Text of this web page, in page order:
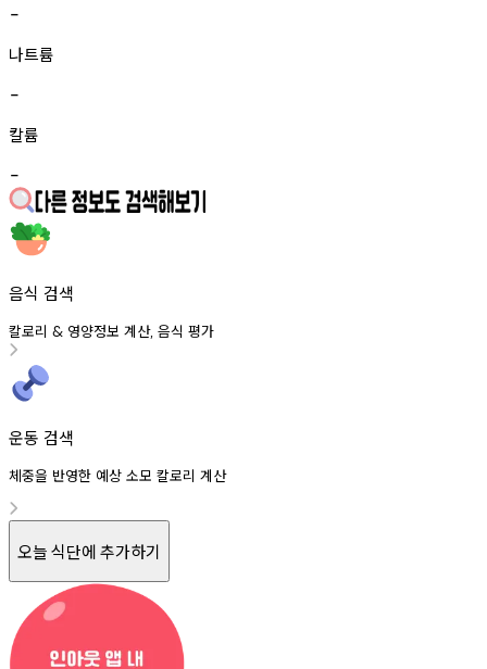
-
나트륨
-
칼륨
-
음식 검색
칼로리 & 영양정보 계산, 음식 평가
운동 검색
체중을 반영한 예상 소모 칼로리 계산
오늘 식단에 추가하기